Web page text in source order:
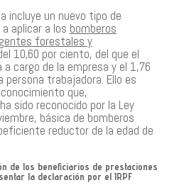
incluye un nuevo tipo de
aplicar a los bomberos
forestales y
10,60 por ciento, del que el
cargo de la empresa y el 1,76
persona trabajadora. Ello es
que,
sido reconocido por la Ley
básica de bomberos
reductor de la edad de
de los beneficiarios de prestaciones
la declaración por el IRPF